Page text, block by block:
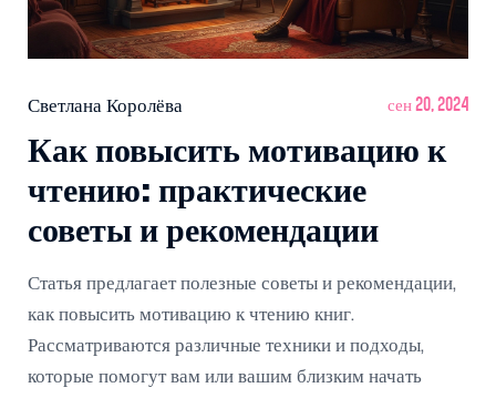
Светлана Королёва сен 20, 2024
Как повысить мотивацию к
чтению: практические
советы и рекомендации
Статья предлагает полезные советы и рекомендации,
как повысить мотивацию к чтению книг.
Рассматриваются различные техники и подходы,
которые помогут вам или вашим близким начать